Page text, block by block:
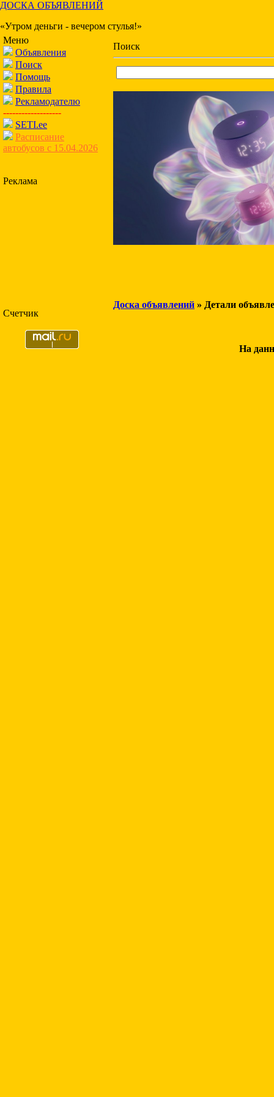
ДОСКА ОБЪЯВЛЕНИЙ
«Утром деньги - вечером стулья!»
Меню
Объявления
Поиск
Помощь
Правила
Рекламодателю
-------------------
SETI.ee
Расписание
автобусов с 15.04.2026
Реклама
Счетчик
Поиск
Доска объявлений » Детали
На